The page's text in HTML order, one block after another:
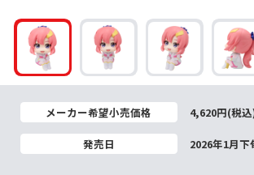
メーカー希望小売価格 4,620円(税
発売日 2026年1月下